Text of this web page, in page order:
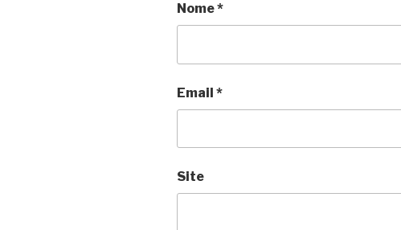
Nome*
Email *
Site